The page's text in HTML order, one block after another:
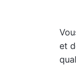
et